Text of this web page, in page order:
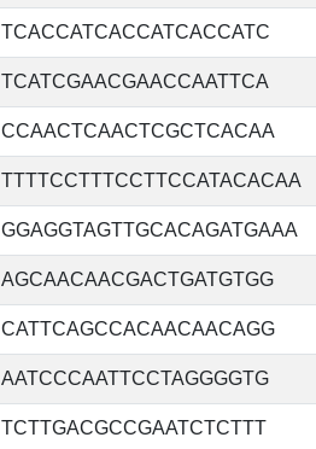
TCACCATCACCATCACCATC
TCATCGAACGAACCAATTCA
CCAACTCAACTCGCTCACAA
TTTTCCTTTCCTTCCATACACAA
GGAGGTAGTTGCACAGATGAAA
AGCAACAACGACTGATGTGG
CATTCAGCCACAACAACAGG
AATCCCAATTCCTAGGGGTG
TCTTGACGCCGAATCTCTTT